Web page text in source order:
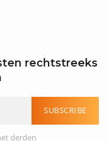
rechtstreeks
SUBSCRIBE
derden